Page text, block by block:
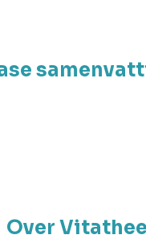
Over